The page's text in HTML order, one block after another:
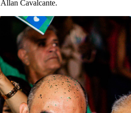
Cavalcante.